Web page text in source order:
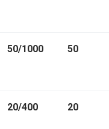
50/1000 50
20/400 20